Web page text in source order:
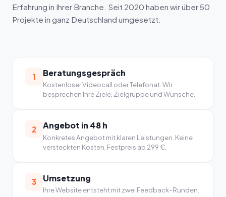
Erfahrung in Ihrer Branche. Seit 2020 haben wir über 50
Projekte in ganz Deutschland umgesetzt.
1 Beratungsgespräch
Kostenloser Videocall oder Telefonat. Wir
besprechen Ihre Ziele, Zielgruppe und Wünsche.
2 Angebot in 48 h
Konkretes Angebot mit klaren Leistungen. Keine
versteckten Kosten, Festpreis ab 299 €.
3 Umsetzung
Ihre Website entsteht mit zwei Feedback-Runden.